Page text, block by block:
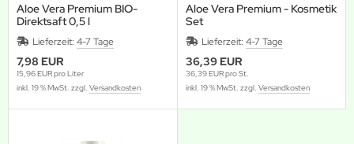
Aloe Vera Premium BIO-
Direktsaft 0,5 l
Lieferzeit: 4-7 Tage
7,98 EUR
15,96 EUR pro Liter
inkl. 19 % MwSt. zzgl. Versandkosten
Aloe Vera Premium - Kosmetik
Set
Lieferzeit: 4-7 Tage
36,39 EUR
36,39 EUR pro St.
inkl. 19 % MwSt. zzgl. Versandkosten